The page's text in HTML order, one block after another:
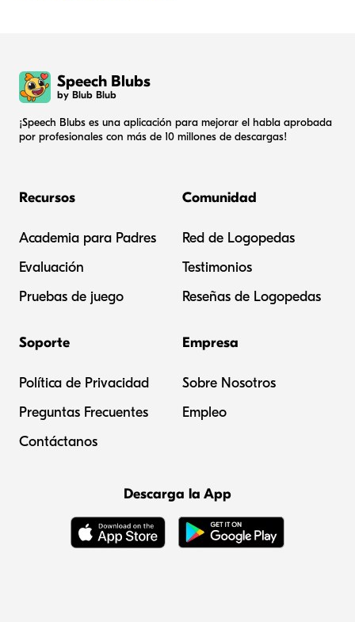
Speech Blubs
by Blub Blub
¡Speech Blubs es una aplicación para mejorar el habla aprobada
por profesionales con más de 10 millones de descargas!
Recursos
Academia para Padres
Evaluación
Pruebas de juego
Comunidad
Red de Logopedas
Testimonios
Reseñas de Logopedas
Soporte
Política de Privacidad
Preguntas Frecuentes
Contáctanos
Empresa
Sobre Nosotros
Empleo
Descarga la App